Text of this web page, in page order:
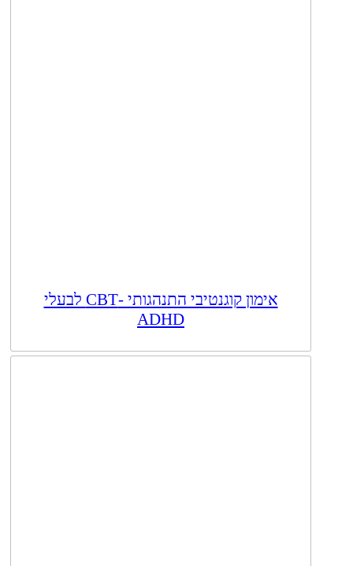
אימון קוגנטיבי התנהגותי -CBT לבעלי
ADHD